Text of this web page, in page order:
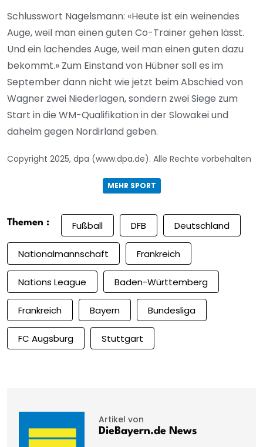
Schlusswort Nagelsmann: «Heute ist ein weinendes
Auge, weil man einen guten Co-Trainer gehen lässt.
Und ein lachendes Auge, weil man einen guten dazu
bekommt.» Zum Einstand von Hübner soll es im
September dann nicht wie jetzt beim Abschied von
Wagner zwei Niederlagen, sondern zwei Siege zum
Start in die WM-Qualifikation in der Slowakei und
daheim gegen Nordirland geben.
Copyright 2025, dpa (www.dpa.de). Alle Rechte vorbehalten
MEHR SPORT
Themen : Fußball DFB Deutschland
Nationalmannschaft Frankreich
Nations League Baden-Württemberg
Frankreich Bayern Bundesliga
FC Augsburg Stuttgart
Artikel von
DieBayern.de News